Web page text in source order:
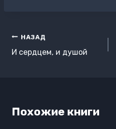
Навигация
по
НАЗАД
И сердцем, и душой
Похожие книги